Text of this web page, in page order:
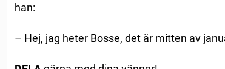
han:
– Hej, jag heter Bosse, det är mitten av